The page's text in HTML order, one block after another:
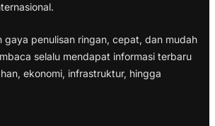
gaya penulisan ringan, cepat, dan mudah
selalu mendapat informasi terbaru
ekonomi, infrastruktur, hingga